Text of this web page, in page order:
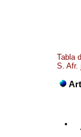
Tabla
S. Afr.
·